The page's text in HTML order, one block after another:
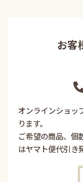
お客
オンラインショッ
ります。
ご希望の商品、個
はヤマト便代引き